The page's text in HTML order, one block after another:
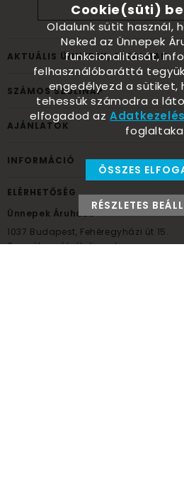
AKTUÁLIS ÜNNEPEK, ALKALMAK
SZÁMOS SZÜLINAP
AJÁNLATOK
INFORMÁCIÓ
ELÉRHETŐSÉG
Ünnepek Áruháza
1037 Budapest, Fehéregyházi út 15.
Személyes átvételi pont
Cookie(süti)
Oldalunk sütit használ,
Neked az Ünnepek
funkcionalitását,
felhasználóbaráttá
engedélyezd a sütiket,
tehessük számodra a
elfogadod az
ÖSSZES
RÉSZLETES